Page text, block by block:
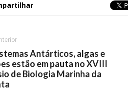
Antárticos, algas e
estão em pauta no XVIII
de Biologia Marinha da